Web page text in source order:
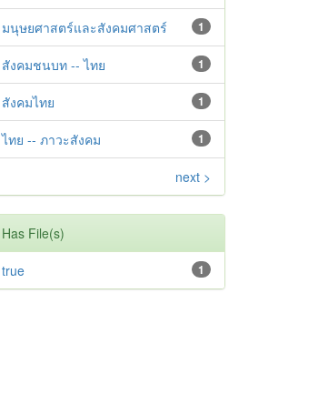
1
มนุษยศาสตร์และสังคมศาสตร์
1
สังคมชนบท -- ไทย
1
สังคมไทย
1
ไทย -- ภาวะสังคม
next >
Has File(s)
1
true